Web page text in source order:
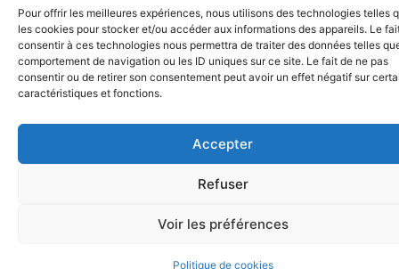
Pour offrir les meilleures expériences, nous utilisons des technologies telles
les cookies pour stocker et/ou accéder aux informations des appareils. Le
consentir à ces technologies nous permettra de traiter des données telles
comportement de navigation ou les ID uniques sur ce site. Le fait de ne pas
consentir ou de retirer son consentement peut avoir un effet négatif sur
caractéristiques et fonctions.
Accepter
Refuser
Voir les préférences
Politique de cookies